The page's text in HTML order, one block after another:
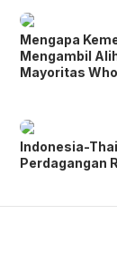
Mengapa
Mengambil
Mayoritas
Indonesia-
Perdagangan